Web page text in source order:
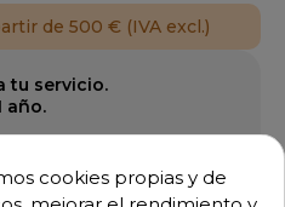
de 500 € (IVA excl.)
tu servicio.
año.
cookies propias y de